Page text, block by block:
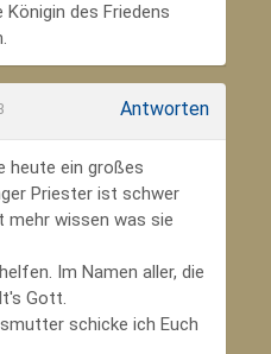
des Friedens
Antworten
heute ein großes
Priester ist schwer
mehr wissen was sie
Im Namen aller, die
Gott.
schicke ich Euch